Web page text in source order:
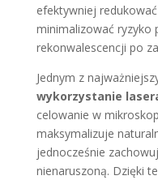
efektywniej
minimalizować ryzyko
rekonwalescencji po
Jednym z
wykorzystanie
celowanie w
maksymalizuje
jednocześnie
nienaruszoną. Dzięki